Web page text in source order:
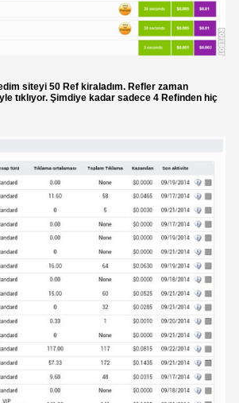
siteyi 50 Ref kiraladım. Refler zaman
tıklıyor. Şimdiye kadar sadece 4 Refinden hiç